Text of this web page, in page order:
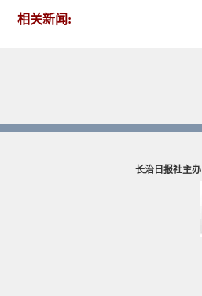
相关新闻:
长治日报社主办